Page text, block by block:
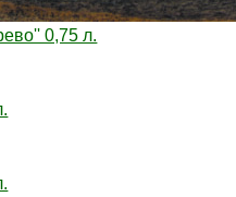
0,75 л.